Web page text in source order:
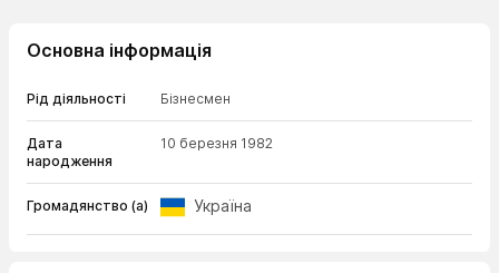
Основна інформація
Рід діяльності Бізнесмен
Дата
народження
10 березня 1982
Громадянство (а) Україна